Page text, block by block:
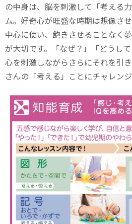
の中身は、脳を刺激して「考える
ム。好奇心が旺盛な時期は想像さ
中心に使い、飽きさせることなく
が大切です。「なぜ？」「どうし
心を刺激しながらさらにそれを引
さんの「考える」ことにチャレンジ